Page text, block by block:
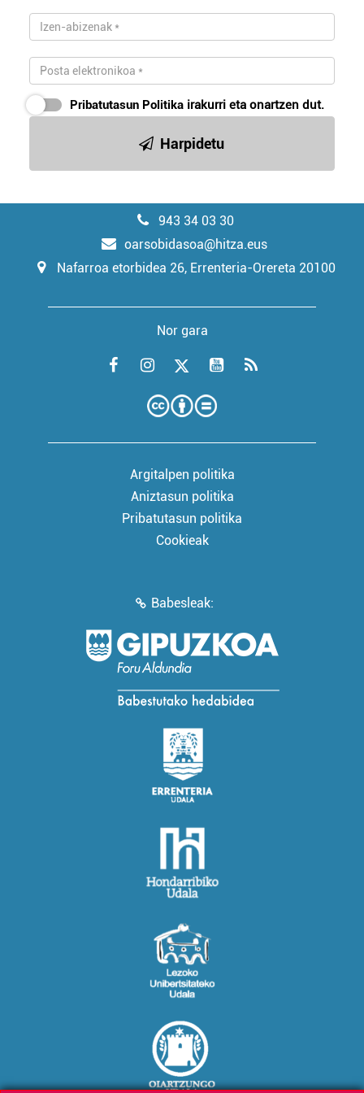
Pribatutasun Politika irakurri eta onartzen dut.
Harpidetu
943 34 03 30
oarsobidasoa@hitza.eus
Nafarroa etorbidea 26, Errenteria-Orereta 20100
Nor gara
Argitalpen politika
Aniztasun politika
Pribatutasun politika
Cookieak
Babesleak: